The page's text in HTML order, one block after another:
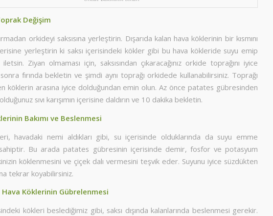
Değişim
orkideyi saksısına yerleştirin. Dışarıda kalan hava köklerinin bir kısmını
yerleştirin ki saksı içerisindeki kökler gibi bu hava kökleride suyu emip
Ziyan olmaması için, saksısından çıkaracağınız orkide toprağını iyice
sonra fırında bekletin ve şimdi aynı toprağı orkidede kullanabilirsiniz. Toprağı
köklerin arasına iyice dolduğundan emin olun. Az önce patates gübresinden
sıvı karışımın içerisine daldırın ve 10 dakika bekletin.
Bakımı ve Beslenmesi
havadaki nemi aldıkları gibi, su içerisinde olduklarında da suyu emme
Bu arada patates gübresinin içerisinde demir, fosfor ve potasyum
köklenmesini ve çiçek dalı vermesini teşvik eder. Suyunu iyice süzdükten
tekrar koyabilirsiniz.
Hava Köklerinin Gübrelenmesi
kökleri beslediğimiz gibi, saksı dışında kalanlarında beslenmesi gerekir.